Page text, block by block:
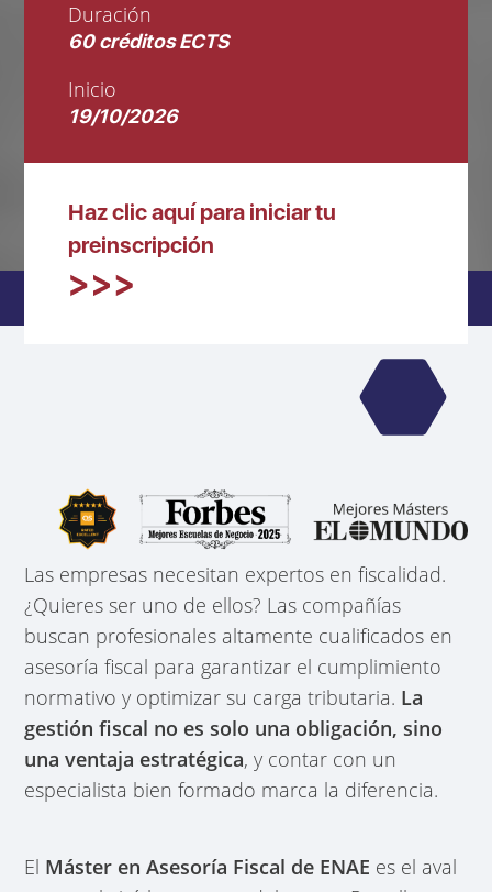
Duración
60 créditos ECTS
Inicio
19/10/2026
Haz clic aquí para iniciar tu
preinscripción
Las empresas necesitan expertos en fiscalidad.
¿Quieres ser uno de ellos? Las compañías
buscan profesionales altamente cualificados en
asesoría fiscal para garantizar el cumplimiento
normativo y optimizar su carga tributaria. La
gestión fiscal no es solo una obligación, sino
una ventaja estratégica, y contar con un
especialista bien formado marca la diferencia.
El Máster en Asesoría Fiscal de ENAE es el aval